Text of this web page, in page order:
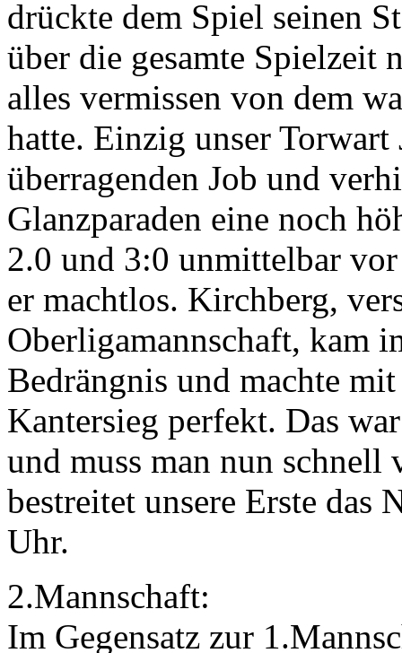
drückte dem Spiel seinen
über die gesamte Spielzeit
alles vermissen von dem
hatte. Einzig unser Torwart
überragenden Job und
Glanzparaden eine noch
2.0 und 3:0 unmittelbar
er machtlos. Kirchberg,
Oberligamannschaft, kam
Bedrängnis und machte
Kantersieg perfekt. Das
und muss man nun schnell
bestreitet unsere Erste das
Uhr.
2.Mannschaft:
Im Gegensatz zur